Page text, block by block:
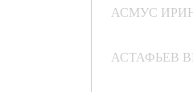
АСМУС
АСТАФЬЕВ